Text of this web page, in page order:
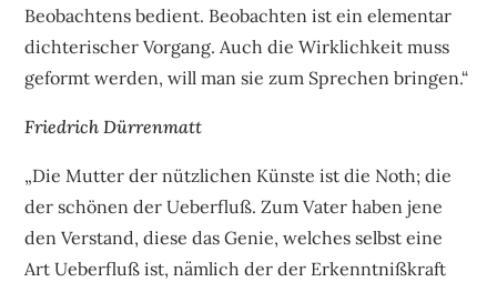
Beobachtens bedient. Beobachten ist ein elementar
dichterischer Vorgang. Auch die Wirklichkeit muss
geformt werden, will man sie zum Sprechen bringen.“
Friedrich Dürrenmatt
„Die Mutter der nützlichen Künste ist die Noth; die
der schönen der Ueberfluß. Zum Vater haben jene
den Verstand, diese das Genie, welches selbst eine
Art Ueberfluß ist, nämlich der der Erkenntnißkraft